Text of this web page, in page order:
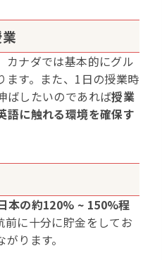
カナダでは基本的にグル
ます。また、1日の授業時
ばしたいのであれば授業
語に触れる環境を確保す
本の約120% ~ 150%程
前に十分に貯金をしてお
ります。